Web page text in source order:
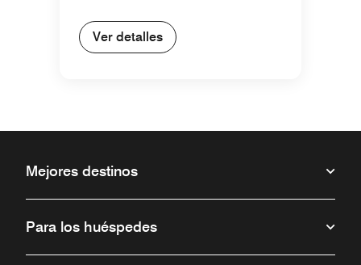
Ver detalles
Mejores destinos
Para los huéspedes